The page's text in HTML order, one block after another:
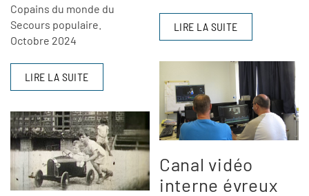
Copains du monde du
Secours populaire.
Octobre 2024
LIRE LA SUITE
LIRE LA SUITE
Canal vidéo
interne évreux